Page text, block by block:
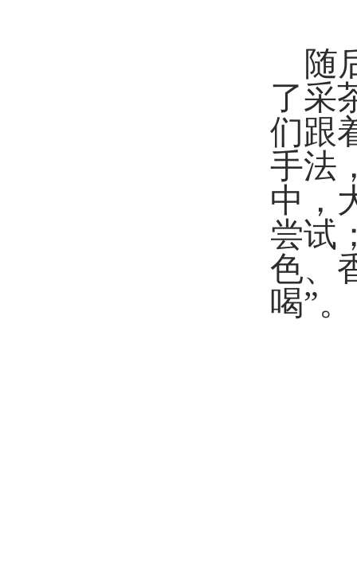
随
了采
们跟
手法
中，
尝试
色、
喝”。